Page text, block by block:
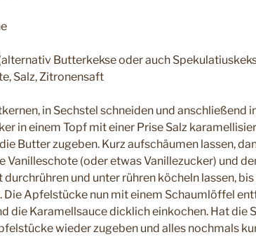
Butterkekse oder auch
Salz, Zitronensaft
in Sechstel schneiden und anschließend
in einem Topf mit einer Prise Salz
Butter zugeben. Kurz aufschäumen lassen,
Vanilleschote (oder etwas Vanillezucker) und
durchrühren und unter rühren köcheln lassen,
Die Apfelstücke nun mit einem Schaumlöffel
die Karamellsauce dicklich einkochen. Hat die
wieder zugeben und alles nochmals